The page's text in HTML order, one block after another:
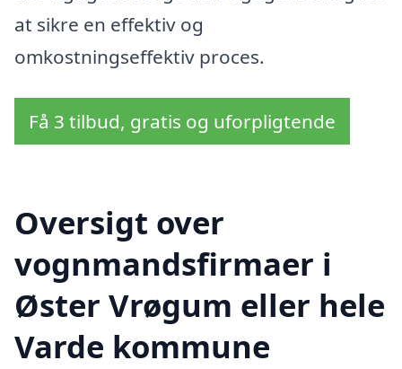
at sikre en effektiv og
omkostningseffektiv proces.
Få 3 tilbud, gratis og uforpligtende
Oversigt over
vognmandsfirmaer i
Øster Vrøgum eller hele
Varde kommune